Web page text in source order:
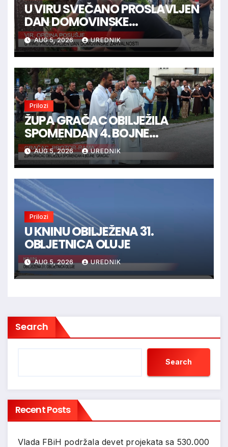
U VIRU SVEČANO PROSLAVLJEN
DAN DOMOVINSKE
ZAHVALNOSTI
AUG 5, 2026 UREDNIK
Prilozi
ŽUPA GRAČAC OBILJEŽILA
SPOMENDAN 4. BOJNE
“GRAČAC”
AUG 5, 2026 UREDNIK
Prilozi
U KNINU OBILJEŽENA 31.
OBLJETNICA OLUJE
AUG 5, 2026 UREDNIK
Search
Search
Recent Posts
Vlada FBiH podržala devet projekata sa 530.000